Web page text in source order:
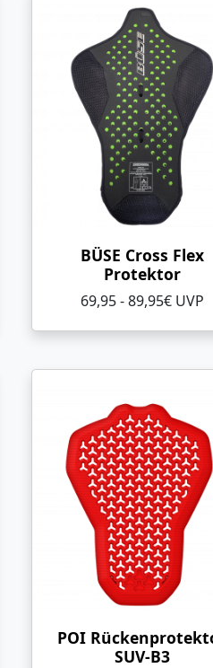
BÜSE Cross Flex
Protektor
69,95 - 89,95€ UVP
POI
SUV-B3